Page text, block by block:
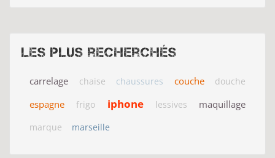
Les plus recherchés
carrelage chaise chaussures couche douche
espagne frigo iphone lessives maquillage
marque marseille